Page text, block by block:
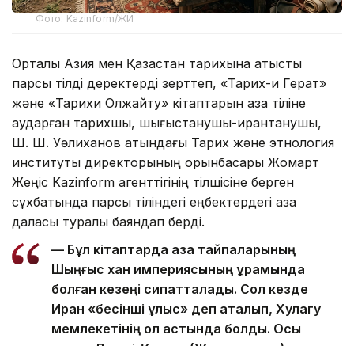
Фото: Kazinform/ЖИ
Орталық Азия мен Қазақстан тарихына қатысты
парсы тілді деректерді зерттеп, «Тарих-и Герат»
және «Тарихи Олжайту» кітаптарын қазақ тіліне
аударған тарихшы, шығыстанушы-ирантанушы,
Ш. Ш. Уәлиханов атындағы Тарих және этнология
институты директорының орынбасары Жомарт
Жеңіс Kazinform агенттігінің тілшісіне берген
сұхбатында парсы тіліндегі еңбектердегі қазақ
даласы туралы баяндап берді.
— Бұл кітаптарда қазақ тайпаларының
Шыңғыс хан империясының құрамында
болған кезеңі сипатталады. Сол кезде
Иран «бесінші ұлыс» деп аталып, Хулагу
мемлекетінің қол астында болды. Осы